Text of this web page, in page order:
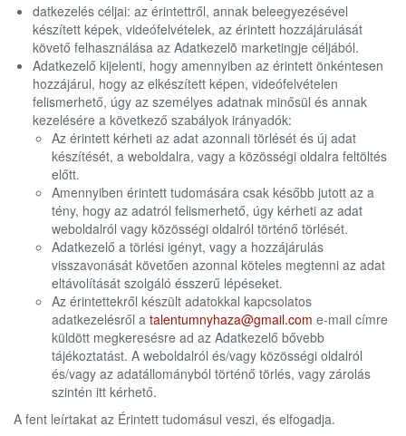
datkezelés céljai: az érintettről, annak beleegyezésével
készített képek, videófelvételek, az érintett hozzájárulását
követő felhasználása az Adatkezelõ marketingje céljából.
Adatkezelő kijelenti, hogy amennyiben az érintett önkéntesen
hozzájárul, hogy az elkészített képen, videófelvételen
felismerhető, úgy az személyes adatnak minősül és annak
kezelésére a következő szabályok irányadók:
Az érintett kérheti az adat azonnali törlését és új adat
készítését, a weboldalra, vagy a közösségi oldalra feltöltés
előtt.
Amennyiben érintett tudomására csak később jutott az a
tény, hogy az adatról felismerhető, úgy kérheti az adat
weboldalról vagy közösségi oldalról történő törlését.
Adatkezelő a törlési igényt, vagy a hozzájárulás
visszavonását követően azonnal köteles megtenni az adat
eltávolítását szolgáló ésszerű lépéseket.
Az érintettekről készült adatokkal kapcsolatos
adatkezelésről a talentumnyhaza@gmail.com e-mail címre
küldött megkeresésre ad az Adatkezelő bővebb
tájékoztatást. A weboldalról és/vagy közösségi oldalról
és/vagy az adatállományból történő törlés, vagy zárolás
szintén itt kérhető.
A fent leírtakat az Érintett tudomásul veszi, és elfogadja.